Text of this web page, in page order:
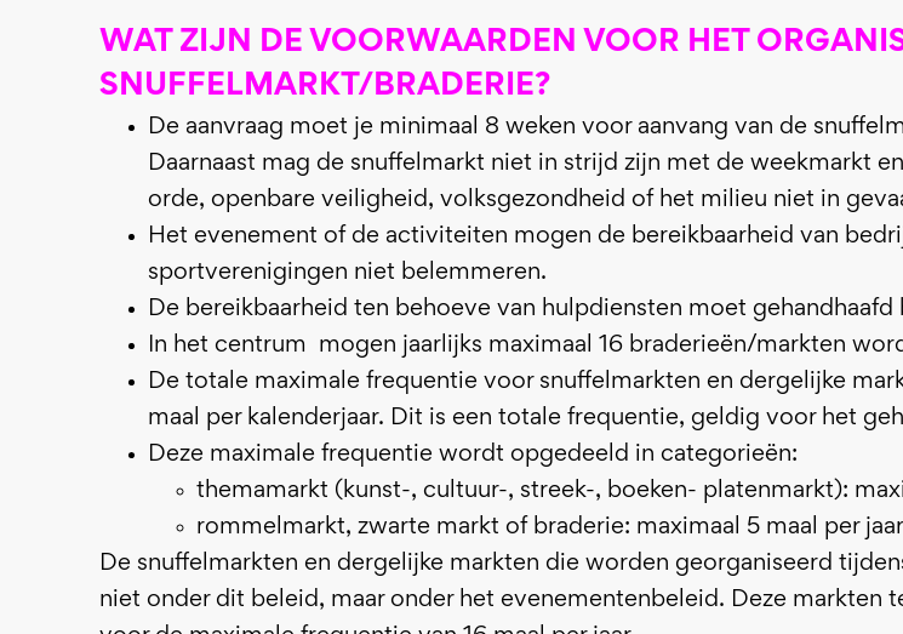
WAT ZIJN DE VOORWAARDEN VOOR HET
SNUFFELMARKT/BRADERIE?
De aanvraag moet je minimaal 8 weken voor aanvang van de
Daarnaast mag de snuffelmarkt niet in strijd zijn met de weekmarkt
orde, openbare veiligheid, volksgezondheid of het milieu niet in
Het evenement of de activiteiten mogen de bereikbaarheid van
sportverenigingen niet belemmeren.
De bereikbaarheid ten behoeve van hulpdiensten moet gehandhaafd
In het centrum mogen jaarlijks maximaal 16 braderieën/markten
De totale maximale frequentie voor snuffelmarkten en dergelijke
maal per kalenderjaar. Dit is een totale frequentie, geldig voor het
Deze maximale frequentie wordt opgedeeld in categorieën:
themamarkt (kunst-, cultuur-, streek-, boeken- platenmarkt):
rommelmarkt, zwarte markt of braderie: maximaal 5 maal per jaar
De snuffelmarkten en dergelijke markten die worden georganiseerd
niet onder dit beleid, maar onder het evenementenbeleid. Deze markten